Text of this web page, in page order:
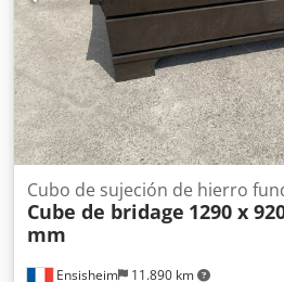
Ensisheim 11.890 km
Cubo de sujeción de hierro
Cube de bridage 1290 x
mm